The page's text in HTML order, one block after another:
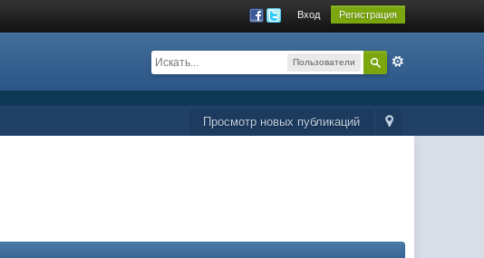
Вход Регистрация
Пользователи
Просмотр новых публикаций